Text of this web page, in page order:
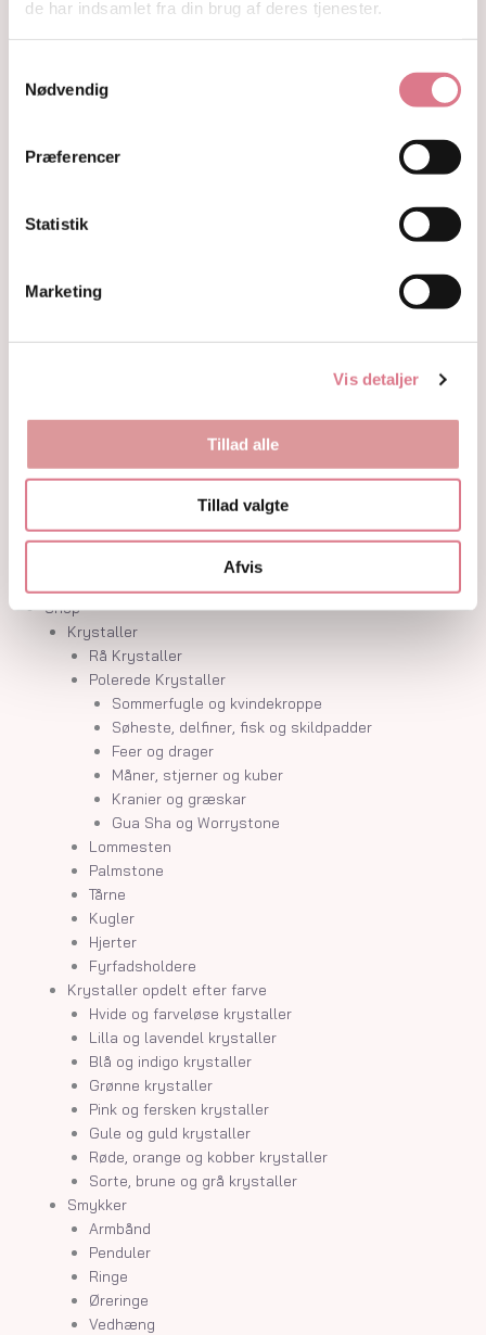
de har indsamlet fra din brug af deres tjenester.
Nødvendig
Præferencer
Statistik
Marketing
Vis detaljer
Tillad alle
Tillad valgte
Afvis
Hjerter
Fyrfadsholdere
Hvide og farveløse krystaller
Grønne krystaller
Armbånd
Ringe
Røgelse og genopladning af krystaller
Orakelkort
Om
Shop
Krystaller
Rå Krystaller
Polerede Krystaller
Sommerfugle og kvindekroppe
Søheste, delfiner, fisk og skildpadder
Feer og drager
Måner, stjerner og kuber
Kranier og græskar
Gua Sha og Worrystone
Lommesten
Palmstone
Tårne
Kugler
Hjerter
Fyrfadsholdere
Krystaller opdelt efter farve
Hvide og farveløse krystaller
Lilla og lavendel krystaller
Blå og indigo krystaller
Grønne krystaller
Pink og fersken krystaller
Gule og guld krystaller
Røde, orange og kobber krystaller
Sorte, brune og grå krystaller
Smykker
Armbånd
Penduler
Ringe
Øreringe
Vedhæng